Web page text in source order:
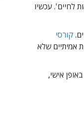
לחיים'.עכשיו
קורסי
אמיתיים שלא
אישי,